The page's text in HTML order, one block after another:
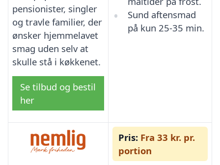
pensionister, singler
og travle familier, der
ønsker hjemmelavet
smag uden selv at
skulle stå i køkkenet.
Se tilbud og bestil
her
Sund aftensmad
på kun 25-35 min.
Pris: Fra 33 kr. pr.
portion